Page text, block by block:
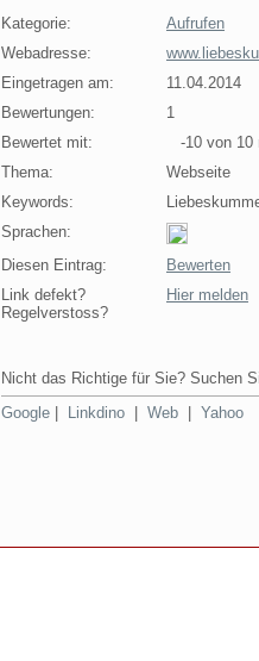
Kategorie:
Aufrufen
Webadresse:
Eingetragen am:
11.04.2014
Bewertungen:
1
Bewertet mit:
-10 von 10
Thema:
Webseite
Keywords:
Sprachen:
Diesen Eintrag:
Bewerten
Link defekt?
Regelverstoss?
Hier melden
Nicht das Richtige für Sie? Suchen
Google
Linkdino Web Yahoo